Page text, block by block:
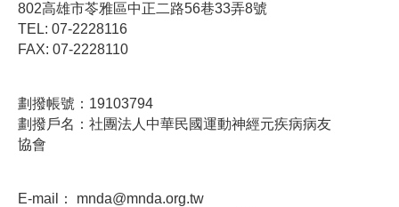
802高雄市苓雅區中正二路56巷33弄8號
TEL: 07-2228116
FAX: 07-2228110
劃撥帳號：19103794
劃撥戶名：社團法人中華民國運動神經元疾病病友
協會
E-mail：
mnda@mnda.org.tw